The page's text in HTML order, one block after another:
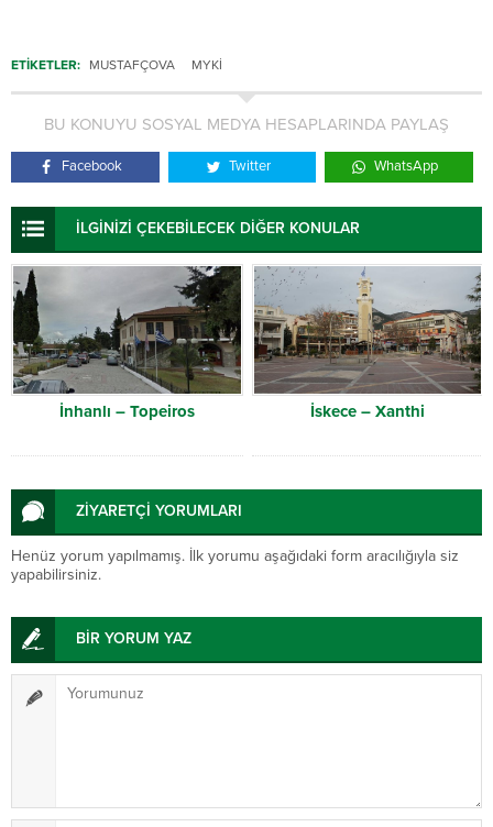
ETİKETLER: MUSTAFÇOVA MYKI
BU KONUYU SOSYAL MEDYA HESAPLARINDA PAYLAŞ
Facebook Twitter WhatsApp
İLGİNİZİ ÇEKEBİLECEK DİĞER KONULAR
İnhanlı – Topeiros İskece – Xanthi
ZİYARETÇİ YORUMLARI
Henüz yorum yapılmamış. İlk yorumu aşağıdaki form aracılığıyla siz
yapabilirsiniz.
BİR YORUM YAZ